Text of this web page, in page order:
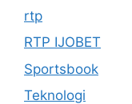
rtp
RTP IJOBET
Sportsbook
Teknologi